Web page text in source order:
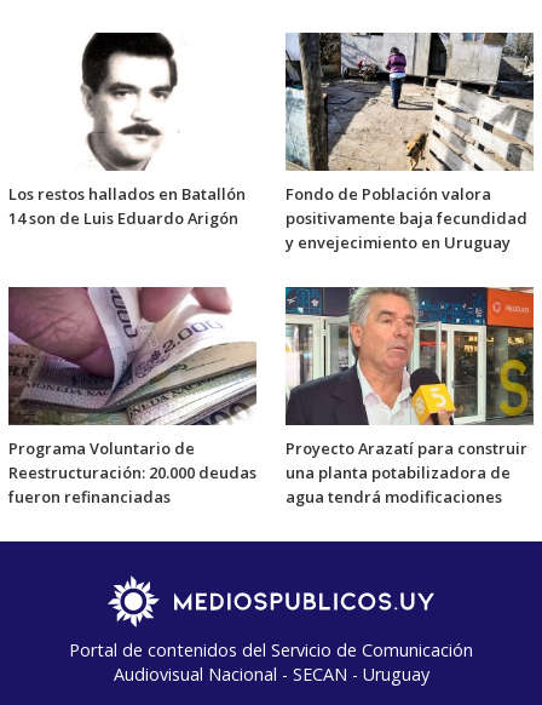
Los restos hallados en Batallón
14 son de Luis Eduardo Arigón
Fondo de Población valora
positivamente baja fecundidad
y envejecimiento en Uruguay
Programa Voluntario de
Reestructuración: 20.000 deudas
fueron refinanciadas
Proyecto Arazatí para construir
una planta potabilizadora de
agua tendrá modificaciones
Portal de contenidos del Servicio de Comunicación
Audiovisual Nacional - SECAN - Uruguay